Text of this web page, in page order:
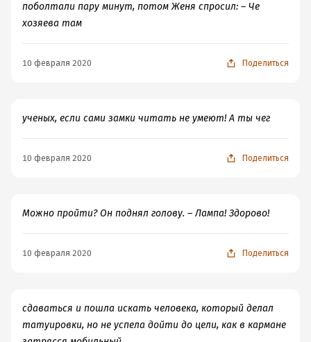
поболтали пару минут, потом Женя спросил: – Че
хозяева там
10 февраля 2020 Поделиться
ученых, если сами замки читать не умеют! А ты чег
10 февраля 2020 Поделиться
Можно пройти? Он поднял голову. – Лампа! Здорово!
10 февраля 2020 Поделиться
сдаваться и пошла искать человека, который делал
татуировки, но не успела дойти до цели, как в кармане